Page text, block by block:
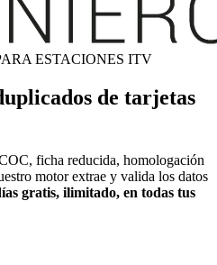
ESTACIONES ITV
de tarjetas
ficha reducida, homologación
motor extrae y valida los datos
gratis, ilimitado, en todas tus